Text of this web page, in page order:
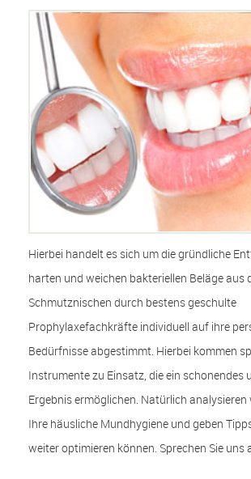
Hierbei handelt es sich um die gründliche
harten und weichen bakteriellen Beläge aus
Schmutznischen durch bestens geschulte
Prophylaxefachkräfte individuell auf ihre
Bedürfnisse abgestimmt. Hierbei kommen
Instrumente zu Einsatz, die ein schonendes
Ergebnis ermöglichen. Natürlich
Ihre häusliche Mundhygiene und geben
weiter optimieren können. Sprechen Sie uns